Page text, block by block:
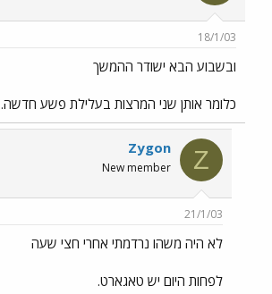
18/1/03
ובשבוע הבא ישודר ההמשך
כלומר אותן שני המרצות בעלילת פשע חדשה.
Z
Zygon
New member
21/1/03
לא היה משהו נרדמתי אחרי חצי שעה
לפחות היום יש טאגארט.